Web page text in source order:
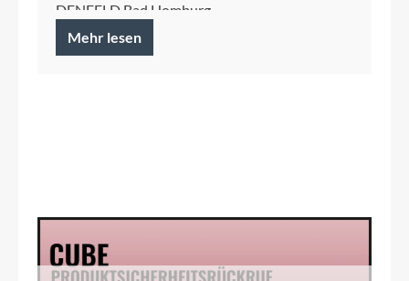
DENFELD Bad Homburg
Mehr lesen